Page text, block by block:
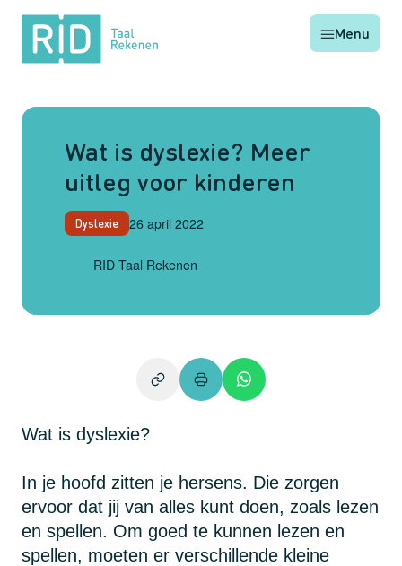
RID
Taal
Rekenen
Menu
Wat is dyslexie? Meer
uitleg voor kinderen
Dyslexie 26 april 2022
RID Taal Rekenen
Wat is dyslexie?
In je hoofd zitten je hersens. Die zorgen
ervoor dat jij van alles kunt doen, zoals lezen
en spellen. Om goed te kunnen lezen en
spellen, moeten er verschillende kleine